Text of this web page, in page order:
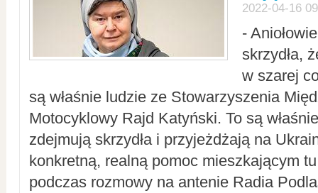
2022-04-16
-
skrzydła,
w szarej
są właśnie ludzie ze Stowarzyszenia
Motocyklowy Rajd Katyński. To są
zdejmują skrzydła i przyjeżdżają na
konkretną, realną pomoc mieszkającym
podczas rozmowy na antenie Radia